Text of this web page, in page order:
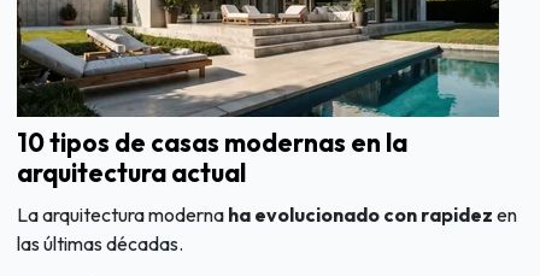
10 tipos de casas modernas en la
arquitectura actual
La arquitectura moderna ha evolucionado con rapidez en
las últimas décadas.